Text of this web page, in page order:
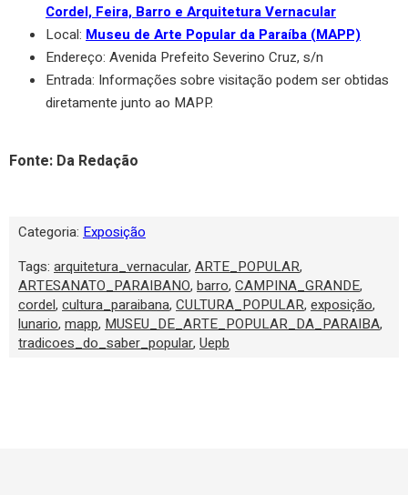
Cordel, Feira, Barro e Arquitetura Vernacular
Local: Museu de Arte Popular da Paraíba (MAPP)
Endereço: Avenida Prefeito Severino Cruz, s/n
Entrada: Informações sobre visitação podem ser obtidas
diretamente junto ao MAPP.
Fonte: Da Redação
Categoria: Exposição
Tags: arquitetura_vernacular, ARTE_POPULAR,
ARTESANATO_PARAIBANO, barro, CAMPINA_GRANDE,
cordel, cultura_paraibana, CULTURA_POPULAR, exposição,
lunario, mapp, MUSEU_DE_ARTE_POPULAR_DA_PARAIBA,
tradicoes_do_saber_popular, Uepb